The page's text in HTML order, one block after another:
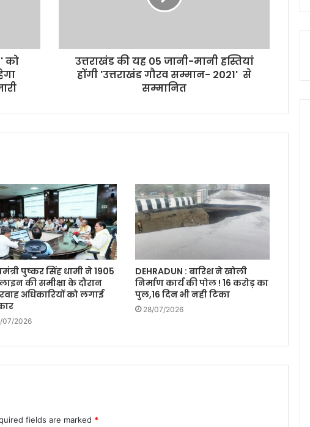
को
उत्तराखंड की यह 05 जानी-मानी हस्तियां
होंगी 'उत्तराखंड गौरव सम्मान- 2021' से
सम्मानित
पुष्कर सिंह धामी ने 1905
की समीक्षा के दौरान
अधिकारियों को लगाई
07/2026
DEHRADUN : बारिश ने खोली
निर्माण कार्य की पोल ! 16 करोड़ का
पुल,16 दिन भी नही टिका
28/07/2026
fields are marked *